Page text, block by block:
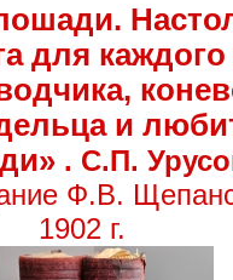
для каждого
и
. С.П.
Ф.В.
1902 г.